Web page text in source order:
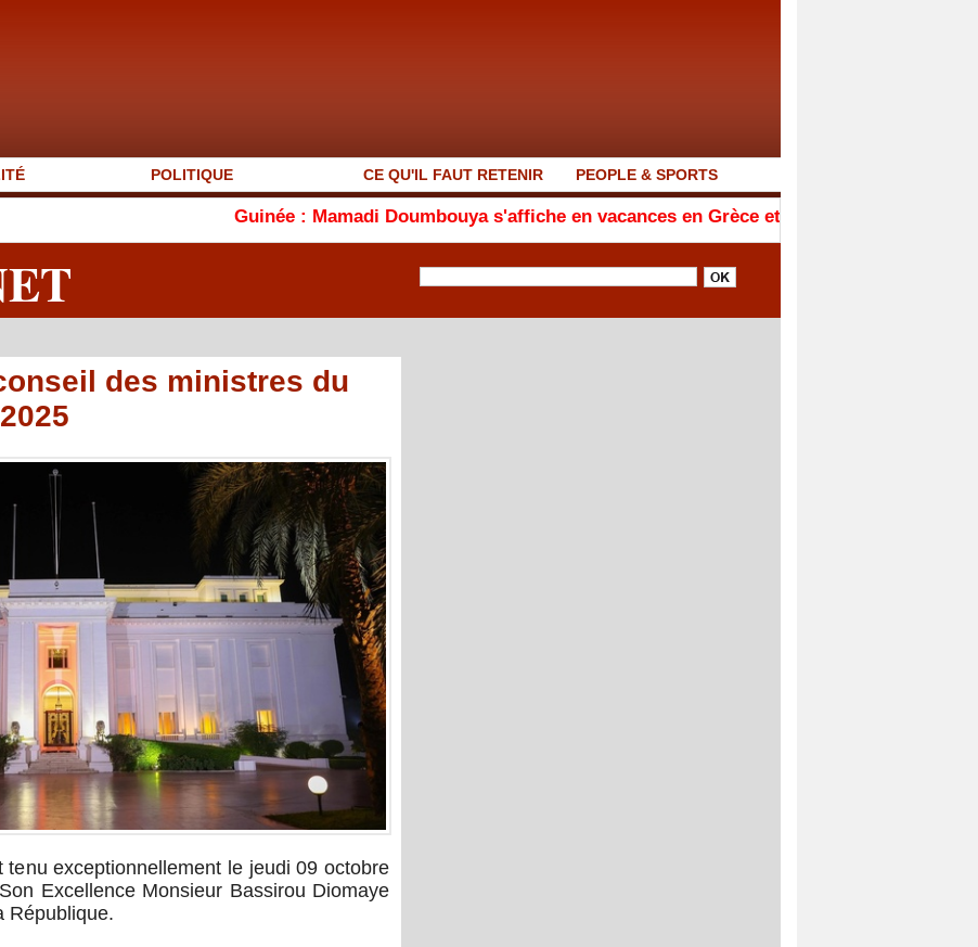
POLITIQUE CE QU'IL FAUT RETENIR PEOPLE & SPORTS
Guinée : Mamadi Doumbouya s'affiche en vacances en Grèce et balaie les rumeurs sur son état de
des ministres du
tenu exceptionnellement le jeudi 09 octobre
Excellence Monsieur Bassirou Diomaye
République.